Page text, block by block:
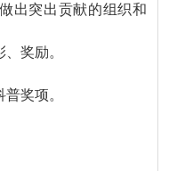
出突出贡献的组织和
奖励。
奖项。